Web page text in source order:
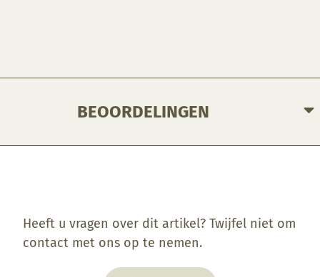
BEOORDELINGEN
Heeft u vragen over dit artikel? Twijfel niet om
contact met ons op te nemen.